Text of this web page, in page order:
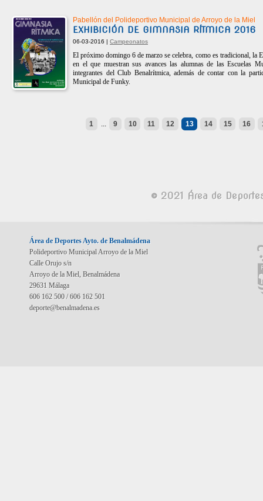
Pabellón del Polideportivo Municipal de Arroyo de la Miel
EXHIBICIÓN DE GIMNASIA RÍTMICA 2016
06-03-2016 |Campeonatos
El próximo domingo 6 de marzo se celebra, como es tradicional, la
en el que muestran sus avances las alumnas de las Escuelas
integrantes del Club Benalrítmica, además de contar con la
Municipal de Funky.
1 9 10 11 12 13 14 15 16
© 2021 Área de
Área de Deportes Ayto. de Benalmádena
Polideportivo Municipal Arroyo de la Miel
Calle Orujo s/n
Arroyo de la Miel, Benalmádena
29631 Málaga
606 162 500 / 606 162 501
deporte@benalmadena.es